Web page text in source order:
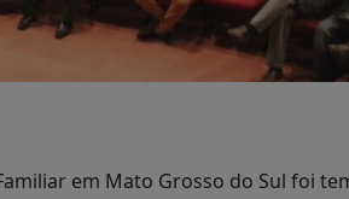
em Mato Grosso do Sul foi